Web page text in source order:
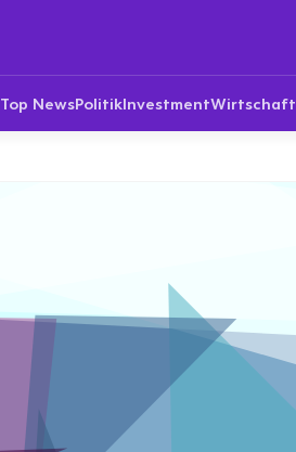
Top NewsPolitikInvestmentWirtschaft